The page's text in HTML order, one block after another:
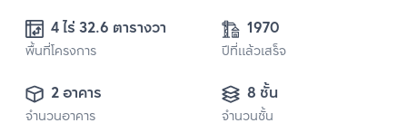
4 ไร่ 32.6 ตารางวา
พื้นที่โครงการ
1970
ปีที่แล้วเสร็จ
2 อาคาร
จำนวนอาคาร
8 ชั้น
จำนวนชั้น